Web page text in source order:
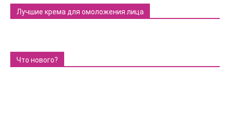
Лучшие крема для омоложения лица
Что нового?